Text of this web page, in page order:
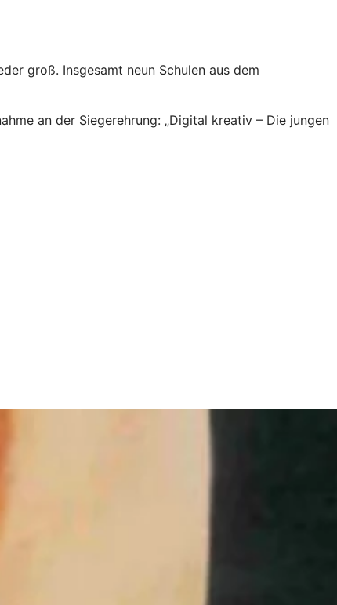
groß. Insgesamt neun Schulen aus dem
an der Siegerehrung: „Digital kreativ – Die jungen